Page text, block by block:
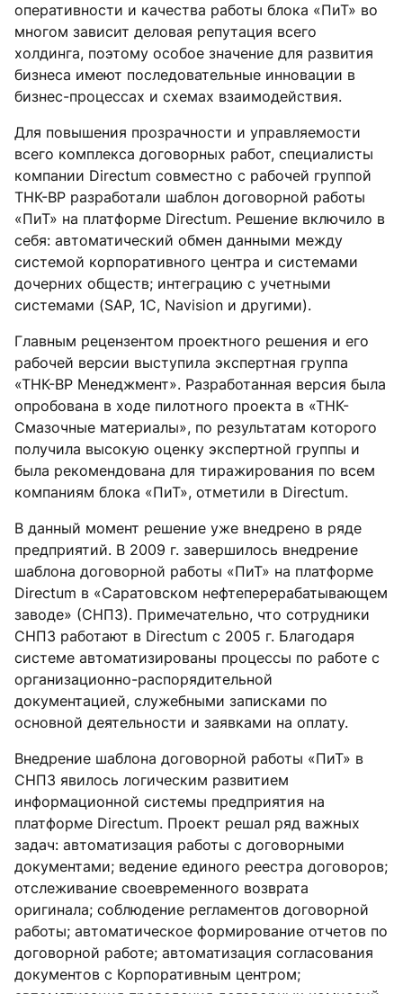
оперативности и качества работы блока «ПиТ» во
многом зависит деловая репутация всего
холдинга, поэтому особое значение для развития
бизнеса имеют последовательные инновации в
бизнес-процессах и схемах взаимодействия.
Для повышения прозрачности и управляемости
всего комплекса договорных работ, специалисты
компании Directum совместно с рабочей группой
ТНК-ВР разработали шаблон договорной работы
«ПиТ» на платформе Directum. Решение включило в
себя: автоматический обмен данными между
системой корпоративного центра и системами
дочерних обществ; интеграцию с учетными
системами (SAP, 1С, Navision и другими).
Главным рецензентом проектного решения и его
рабочей версии выступила экспертная группа
«ТНК-BP Менеджмент». Разработанная версия была
опробована в ходе пилотного проекта в «ТНК-
Смазочные материалы», по результатам которого
получила высокую оценку экспертной группы и
была рекомендована для тиражирования по всем
компаниям блока «ПиТ», отметили в Directum.
В данный момент решение уже внедрено в ряде
предприятий. В 2009 г. завершилось внедрение
шаблона договорной работы «ПиТ» на платформе
Directum в «Саратовском нефтеперерабатывающем
заводе» (СНПЗ). Примечательно, что сотрудники
СНПЗ работают в Directum с 2005 г. Благодаря
системе автоматизированы процессы по работе с
организационно-распорядительной
документацией, служебными записками по
основной деятельности и заявками на оплату.
Внедрение шаблона договорной работы «ПиТ» в
СНПЗ явилось логическим развитием
информационной системы предприятия на
платформе Directum. Проект решал ряд важных
задач: автоматизация работы с договорными
документами; ведение единого реестра договоров;
отслеживание своевременного возврата
оригинала; соблюдение регламентов договорной
работы; автоматическое формирование отчетов по
договорной работе; автоматизация согласования
документов с Корпоративным центром;